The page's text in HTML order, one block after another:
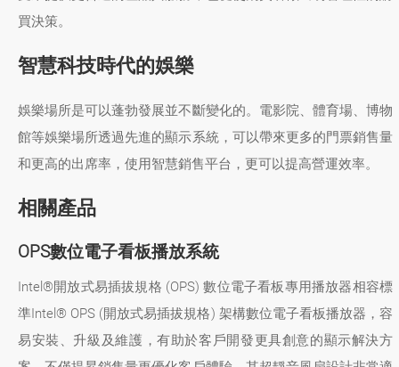
買決策。
智慧科技時代的娛樂
娛樂場所是可以蓬勃發展並不斷變化的。電影院、體育場、博物
館等娛樂場所透過先進的顯示系統，可以帶來更多的門票銷售量
和更高的出席率，使用智慧銷售平台，更可以提高營運效率。
相關產品
OPS數位電子看板播放系統
Intel®開放式易插拔規格 (OPS) 數位電子看板專用播放器相容標
準Intel® OPS (開放式易插拔規格) 架構數位電子看板播放器，容
易安裝、升級及維護，有助於客戶開發更具創意的顯示解決方